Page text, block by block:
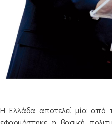
Η Ελλάδα αποτελεί μία από